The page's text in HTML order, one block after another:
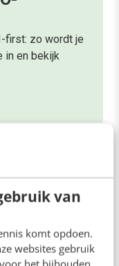
van
komt opdoen.
websites gebruik
first: zo wordt je
in en bekijk